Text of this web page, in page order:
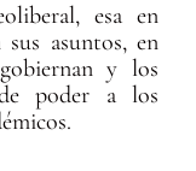
esa en
asuntos, en
y los
poder a los